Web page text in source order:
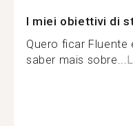
I miei obiettivi di
Quero ficar Fluente
saber mais sobre...